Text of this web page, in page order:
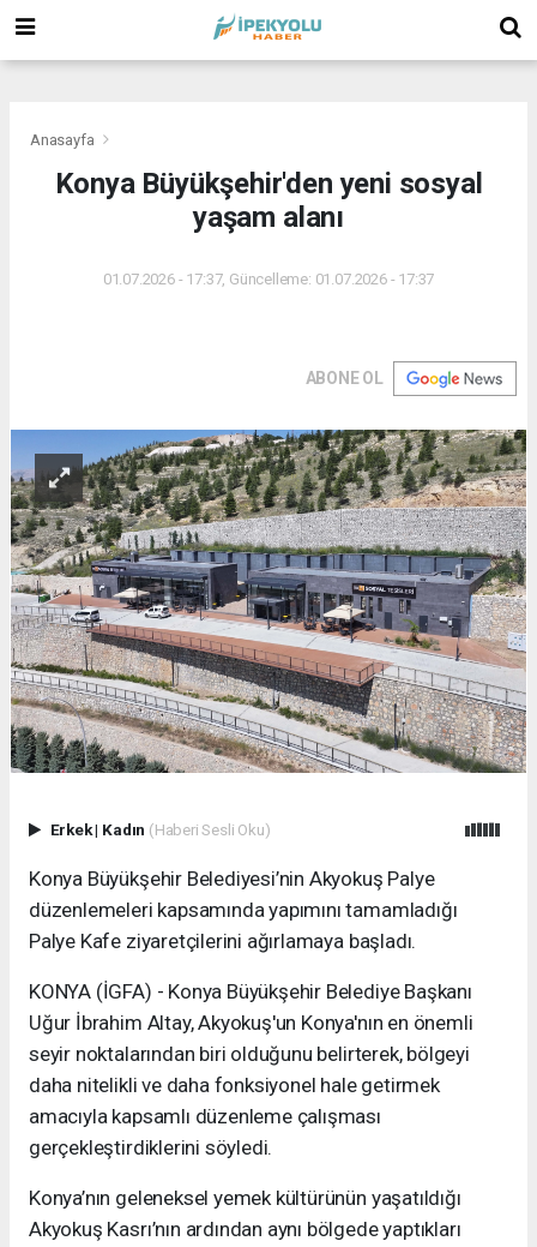
Anasayfa
Konya Büyükşehir'den yeni sosyal
yaşam alanı
01.07.2026 - 17:37, Güncelleme: 01.07.2026 - 17:37
ABONE OL
Erkek| Kadın (Haberi Sesli Oku)
Konya Büyükşehir Belediyesi’nin Akyokuş Palye
düzenlemeleri kapsamında yapımını tamamladığı
Palye Kafe ziyaretçilerini ağırlamaya başladı.
KONYA (İGFA) - Konya Büyükşehir Belediye Başkanı
Uğur İbrahim Altay, Akyokuş'un Konya'nın en önemli
seyir noktalarından biri olduğunu belirterek, bölgeyi
daha nitelikli ve daha fonksiyonel hale getirmek
amacıyla kapsamlı düzenleme çalışması
gerçekleştirdiklerini söyledi.
Konya’nın geleneksel yemek kültürünün yaşatıldığı
Akyokuş Kasrı’nın ardından aynı bölgede yaptıkları